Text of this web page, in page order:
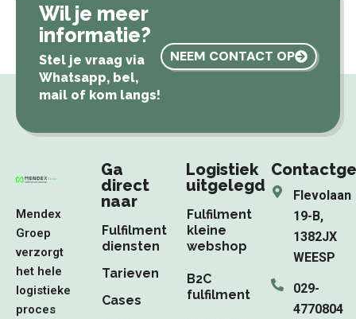
Wil je meer
informatie?
Stel je vraag via
Whatsapp, bel,
mail of kom langs!
NEEM CONTACT OP
Mendex
Groep
verzorgt
het hele
logistieke
proces
Ga
direct
naar
Fulfilment
diensten
Tarieven
Cases
Logistiek
uitgelegd
Fulfilment
kleine
webshop
B2C
fulfilment
Flevolaan
19-B,
1382JX
WEESP
029-
4770804